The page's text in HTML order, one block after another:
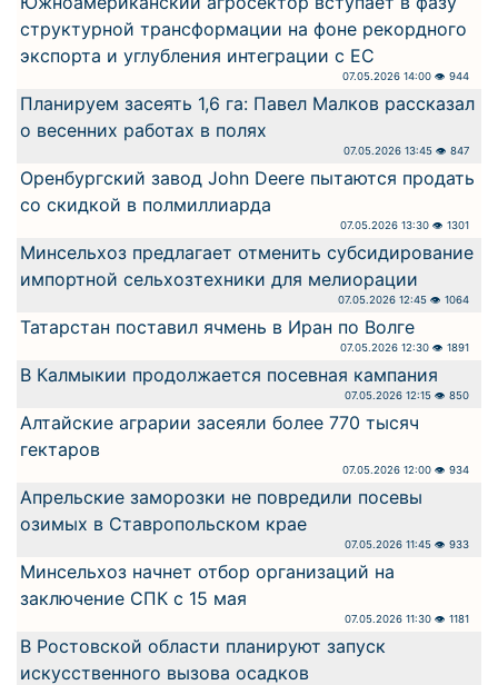
структурной трансформации на фоне рекордного
экспорта и углубления интеграции с ЕС
07.05.2026 14:00 👁 944
Планируем засеять 1,6 га: Павел Малков рассказал
о весенних работах в полях
07.05.2026 13:45 👁 847
Оренбургский завод John Deere пытаются продать
со скидкой в полмиллиарда
07.05.2026 13:30 👁 1301
Минсельхоз предлагает отменить субсидирование
импортной сельхозтехники для мелиорации
07.05.2026 12:45 👁 1064
Татарстан поставил ячмень в Иран по Волге
07.05.2026 12:30 👁 1891
В Калмыкии продолжается посевная кампания
07.05.2026 12:15 👁 850
Алтайские аграрии засеяли более 770 тысяч
гектаров
07.05.2026 12:00 👁 934
Апрельские заморозки не повредили посевы
озимых в Ставропольском крае
07.05.2026 11:45 👁 933
Минсельхоз начнет отбор организаций на
заключение СПК с 15 мая
07.05.2026 11:30 👁 1181
В Ростовской области планируют запуск
искусственного вызова осадков